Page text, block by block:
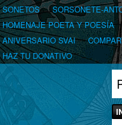
SONETOS
SORSONETE-
HOMENAJE POETA Y POESÍA
ANIVERSARIO SVAI
HAZ TU DONATIVO